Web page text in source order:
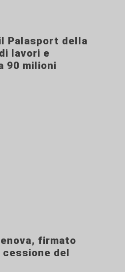
Palasport della
lavori e
90 milioni
firmato
del